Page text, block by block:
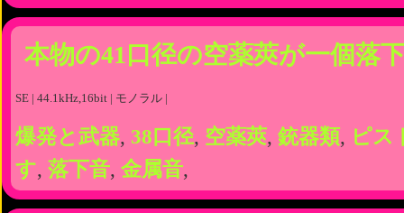
本物の41口径の空薬莢が一個落
SE | 44.1kHz,16bit | モノラル |
爆発と武器, 38口径, 空薬莢, 銃器類, ピス
す, 落下音, 金属音,